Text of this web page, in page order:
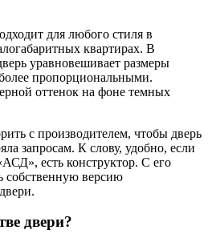
для любого стиля в
квартирах. В
уравновешивает размеры
пропорциональными.
оттенок на фоне темных
с производителем, чтобы дверь
запросам. К слову, удобно, если
есть конструктор. С его
собственную версию
двери?